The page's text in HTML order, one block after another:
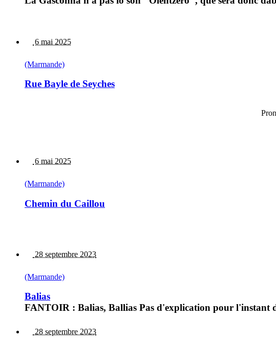
6 mai 2025
(Marmande)
Rue Bayle de Seyches
6 mai 2025
(Marmande)
Chemin du Caillou
28 septembre 2023
(Marmande)
Balias
FANTOIR : Balias, Ballias Pas d'explication pour l'instant
28 septembre 2023